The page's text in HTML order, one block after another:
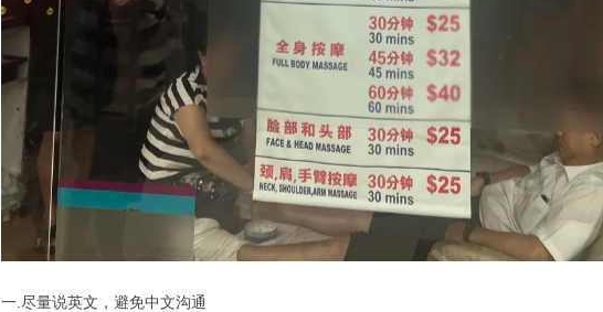
一.尽量说英文，避免中文沟通